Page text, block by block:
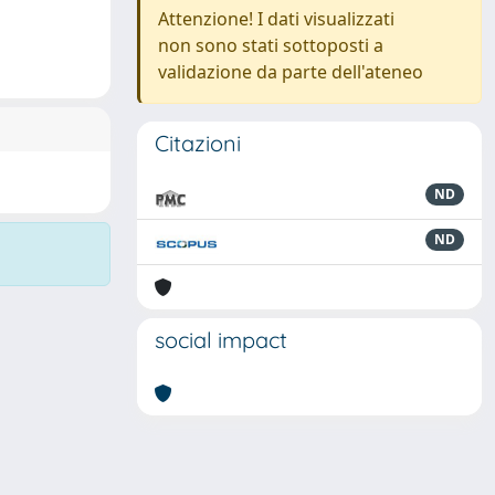
Attenzione! I dati visualizzati
non sono stati sottoposti a
validazione da parte dell'ateneo
Citazioni
ND
ND
social impact